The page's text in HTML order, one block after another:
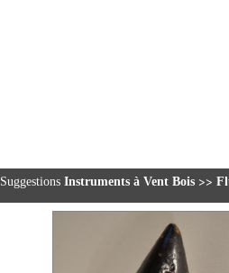
Suggestions Instruments à Vent Bois >>